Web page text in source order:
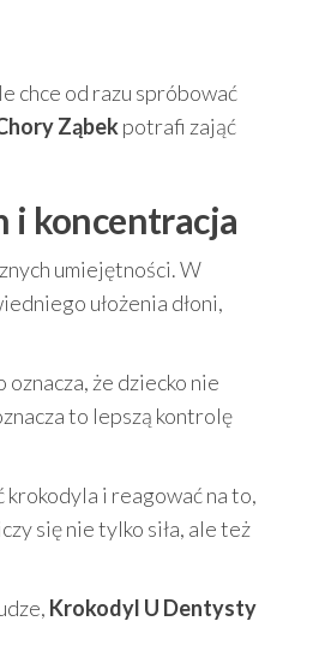
chce od razu spróbować
Ząbekpotrafi zająć
i koncentracja
umiejętności. W
ułożenia dłoni,
oznacza, że dziecko nie
to lepszą kontrolę
i reagować na to,
się nie tylko siła, ale też
Krokodyl U Dentysty